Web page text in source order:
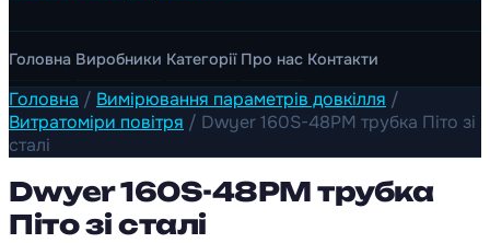
Головна Виробники Категорії Про нас Контакти
Головна / Вимірювання параметрів довкілля /
Витратоміри повітря / Dwyer 160S-48PM трубка Піто зі
сталі
Dwyer 160S-48PM трубка
Піто зі сталі